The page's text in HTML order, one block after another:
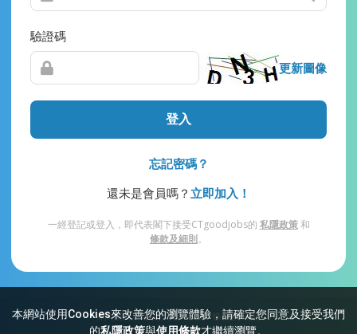
本網站使用Cookies來改善您的瀏覽體驗，請確定您同意及接受我們
的私隱政策與使用條款才繼續瀏覽。
驗證碼
更新圖像
登入
忘記密碼？
還未是會員嗎？ 立即加入！
一經登記或登入，即代表閣下接受CTgoodjobs的 私隱政策和
條款及細則。
網站索引 常見問題 私隱 條款及細則